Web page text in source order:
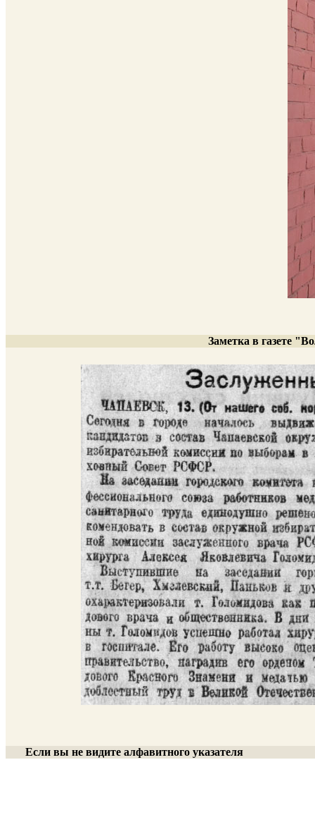
Заметка в газете
Если вы не видите алфавитного указателя